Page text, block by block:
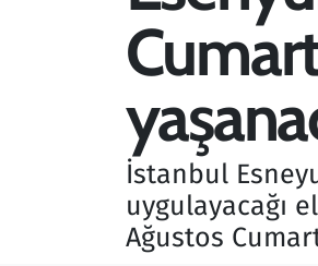
İstanbul
uygulayacağı
Ağustos
Savunma Sanayi
Teknoloji ve Bilim
Televizyon